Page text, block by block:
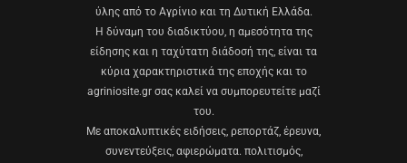
ύλης από το Αγρίνιο και τη Δυτική Ελλάδα.
Η δύναμη του διαδικτύου, η αμεσότητα της
είδησης και η ταχύτατη διάδοσή της, είναι τα
κύρια χαρακτηριστικά της εποχής και το
agriniosite.gr σας καλεί να συμπορευτείτε μαζί
του.
Με αποκαλυπτικές ειδήσεις, ρεπορτάζ, έρευνα,
συνεντεύξεις, αφιερώματα. πολιτισμός,